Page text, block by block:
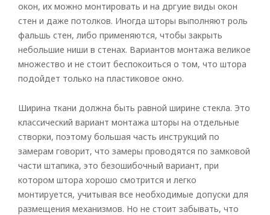
окон, их можно монтировать и на дргуие виды окон
стен и даже потолков. Иногда шторы выполняют роль
фальшь стен, либо применяются, чтобы закрыть
небольшие ниши в стенах. Вариантов монтажа великое
множество и не стоит беспокоиться о том, что штора
подойдет только на пластиковое окно.
Ширина ткани должна быть равной ширине стекла. Это
классический вариант монтажа шторы на отдельные
створки, поэтому большая часть инструкций по
замерам говорит, что замеры проводятся по замковой
части штапика, это безошибочный вариант, при
котором штора хорошо смотрится и легко
монтируется, учитывая все необходимые допуски для
размещения механизмов. Но не стоит забывать, что